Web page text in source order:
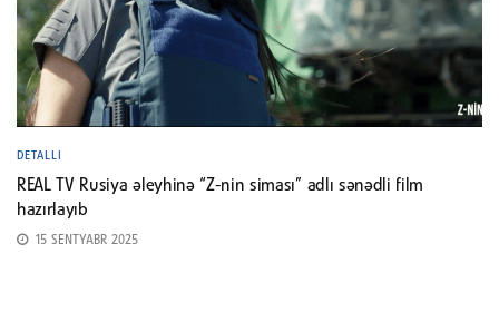
DETALLI
REAL TV Rusiya əleyhinə “Z-nin siması” adlı sənədli film
hazırlayıb
15 SENTYABR 2025